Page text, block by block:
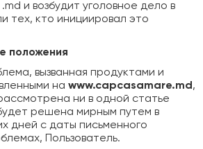
и возбудит уголовное дело в
тех, кто инициировал это
положения
вызванная продуктами и
на www.capcasamare.md ,
ни в одной статье
решена мирным путем в
дней с даты письменного
Пользователь.